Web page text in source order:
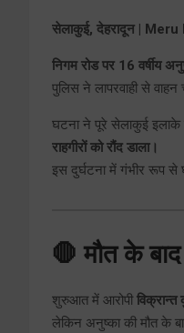
सेलाकुई, देहरादून | Meru
निगम रोड पर 16 वर्षीय
पुलिस ने लापरवाही से
घटना ने पूरे सेलाकुई
राहगीरों को रौंद डाला।
इस दुर्घटना में गंभीर रूप से
🛑 मौत के
शुरुआत में आरोपीविक्रान्त
लेकिन अनुष्का की मौत के